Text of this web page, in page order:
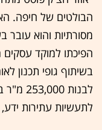
הבולטים של חיפה.
מסורתיות והוא עובר
הפיכתו למוקד עסקים
בשיתוף גופי תכנון
לבנות
לתעשיות עתירות